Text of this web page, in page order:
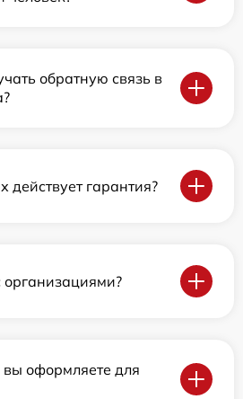
обратную связь в
действует гарантия?
организациями?
оформляете для